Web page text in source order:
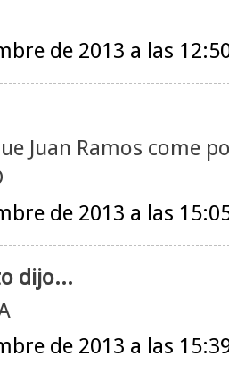
de 2013 a las
Juan Ramos come
de 2013 a las
dijo...
de 2013 a las